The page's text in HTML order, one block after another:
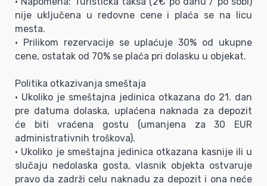
nije uključena u redovne cene i plaća se na licu
mesta.
• Prilikom rezervacije se uplaćuje 30% od ukupne
cene, ostatak od 70% se plaća pri dolasku u objekat.
Politika otkazivanja smeštaja
• Ukoliko je smeštajna jedinica otkazana do 21. dan
pre datuma dolaska, uplaćena naknada za depozit
će biti vraćena gostu (umanjena za 30 EUR
administrativnih troškova).
• Ukoliko je smeštajna jedinica otkazana kasnije ili u
slučaju nedolaska gosta, vlasnik objekta ostvaruje
pravo da zadrži celu naknadu za depozit i ona neće